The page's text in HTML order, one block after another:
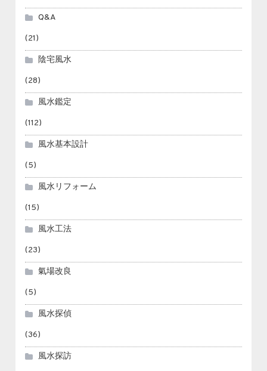
Q&A
(21)
陰宅風水
(28)
風水鑑定
(112)
風水基本設計
(5)
風水リフォーム
(15)
風水工法
(23)
氣場改良
(5)
風水探偵
(36)
風水探訪